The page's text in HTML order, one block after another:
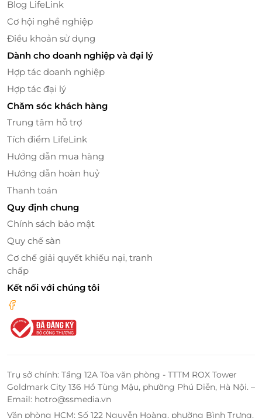
ban công và có view bể bơi giúp du khách có thể
ngồi thảnh thơi ngắm khung cảnh xung quanh
trong lành.
Blog LifeLink
Cơ hội nghề nghiệp
Điều khoản sử dụng
Dành cho doanh nghiệp và đại lý
Hợp tác doanh nghiệp
Hợp tác đại lý
Chăm sóc khách hàng
Trung tâm hỗ trợ
Tích điểm LifeLink
Hướng dẫn mua hàng
Hướng dẫn hoàn huỷ
Thanh toán
Quy định chung
Chính sách bảo mật
Quy chế sàn
Cơ chế giải quyết khiếu nại, tranh
chấp
Kết nối với chúng tôi
Trụ sở chính: Tầng 12A Tòa văn phòng - TTTM ROX Tower
Goldmark City 136 Hồ Tùng Mậu, phường Phú Diễn, Hà Nội. –
Email: hotro@ssmedia.vn
Văn phòng HCM: Số 122 Nguyễn Hoàng, phường Bình Trưng,